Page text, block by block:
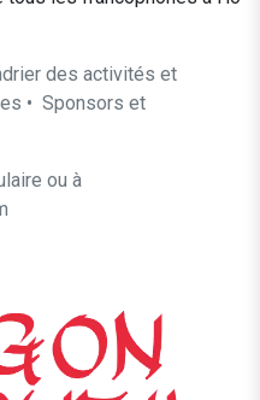
des activités et
• ​Sponsors et
ou à